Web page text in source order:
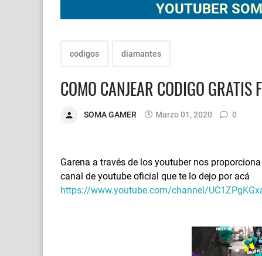
YOUTUBER SOMA
codigos diamantes
COMO CANJEAR CODIGO GRATIS
SOMA GAMER Marzo 01, 2020 0
Garena a través de los youtuber nos
canal de youtube oficial que te lo dejo por acá
https://www.youtube.com/channel/